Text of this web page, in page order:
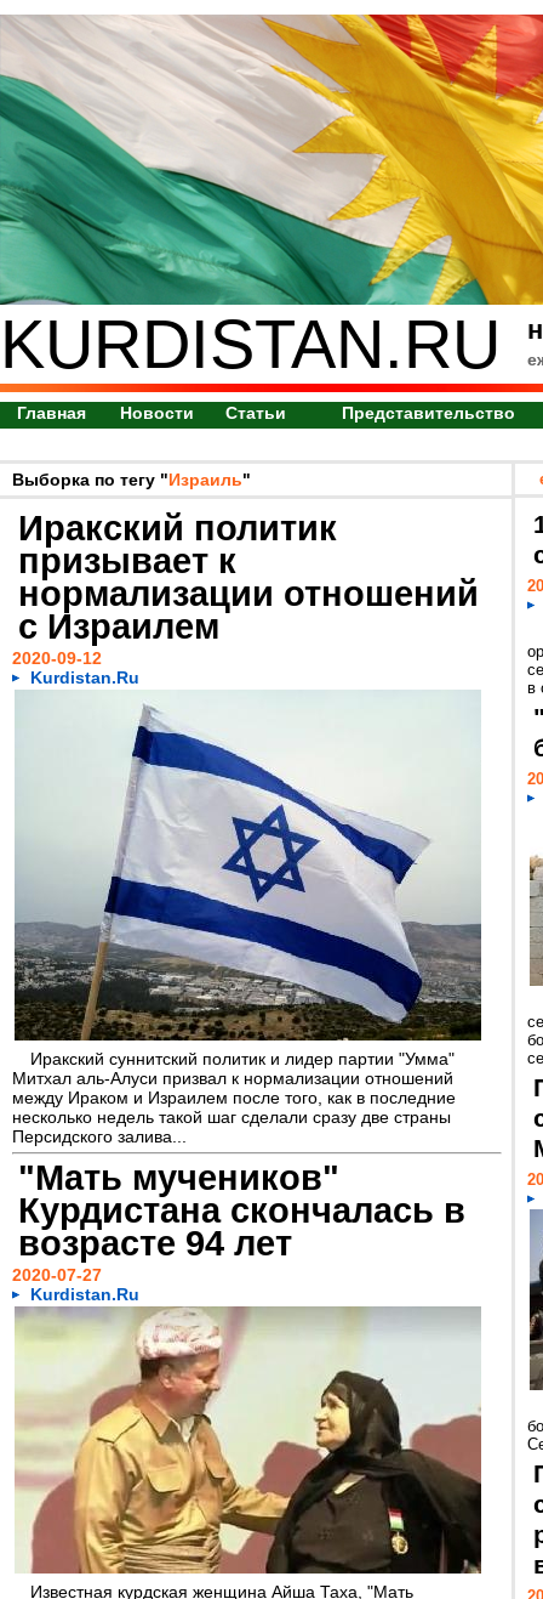
KURDISTAN.RU
Главная Новости Статьи Представительство
Выборка по тегу "Израиль"
Иракский политик
призывает к
нормализации отношений
с Израилем
2020-09-12
Kurdistan.Ru
Иракский суннитский политик и лидер партии "Умма"
Митхал аль-Алуси призвал к нормализации отношений
между Ираком и Израилем после того, как в последние
несколько недель такой шаг сделали сразу две страны
Персидского залива...
"Мать мучеников"
Курдистана скончалась в
возрасте 94 лет
2020-07-27
Kurdistan.Ru
Известная курдская женщина Айша Таха, "Мать
в